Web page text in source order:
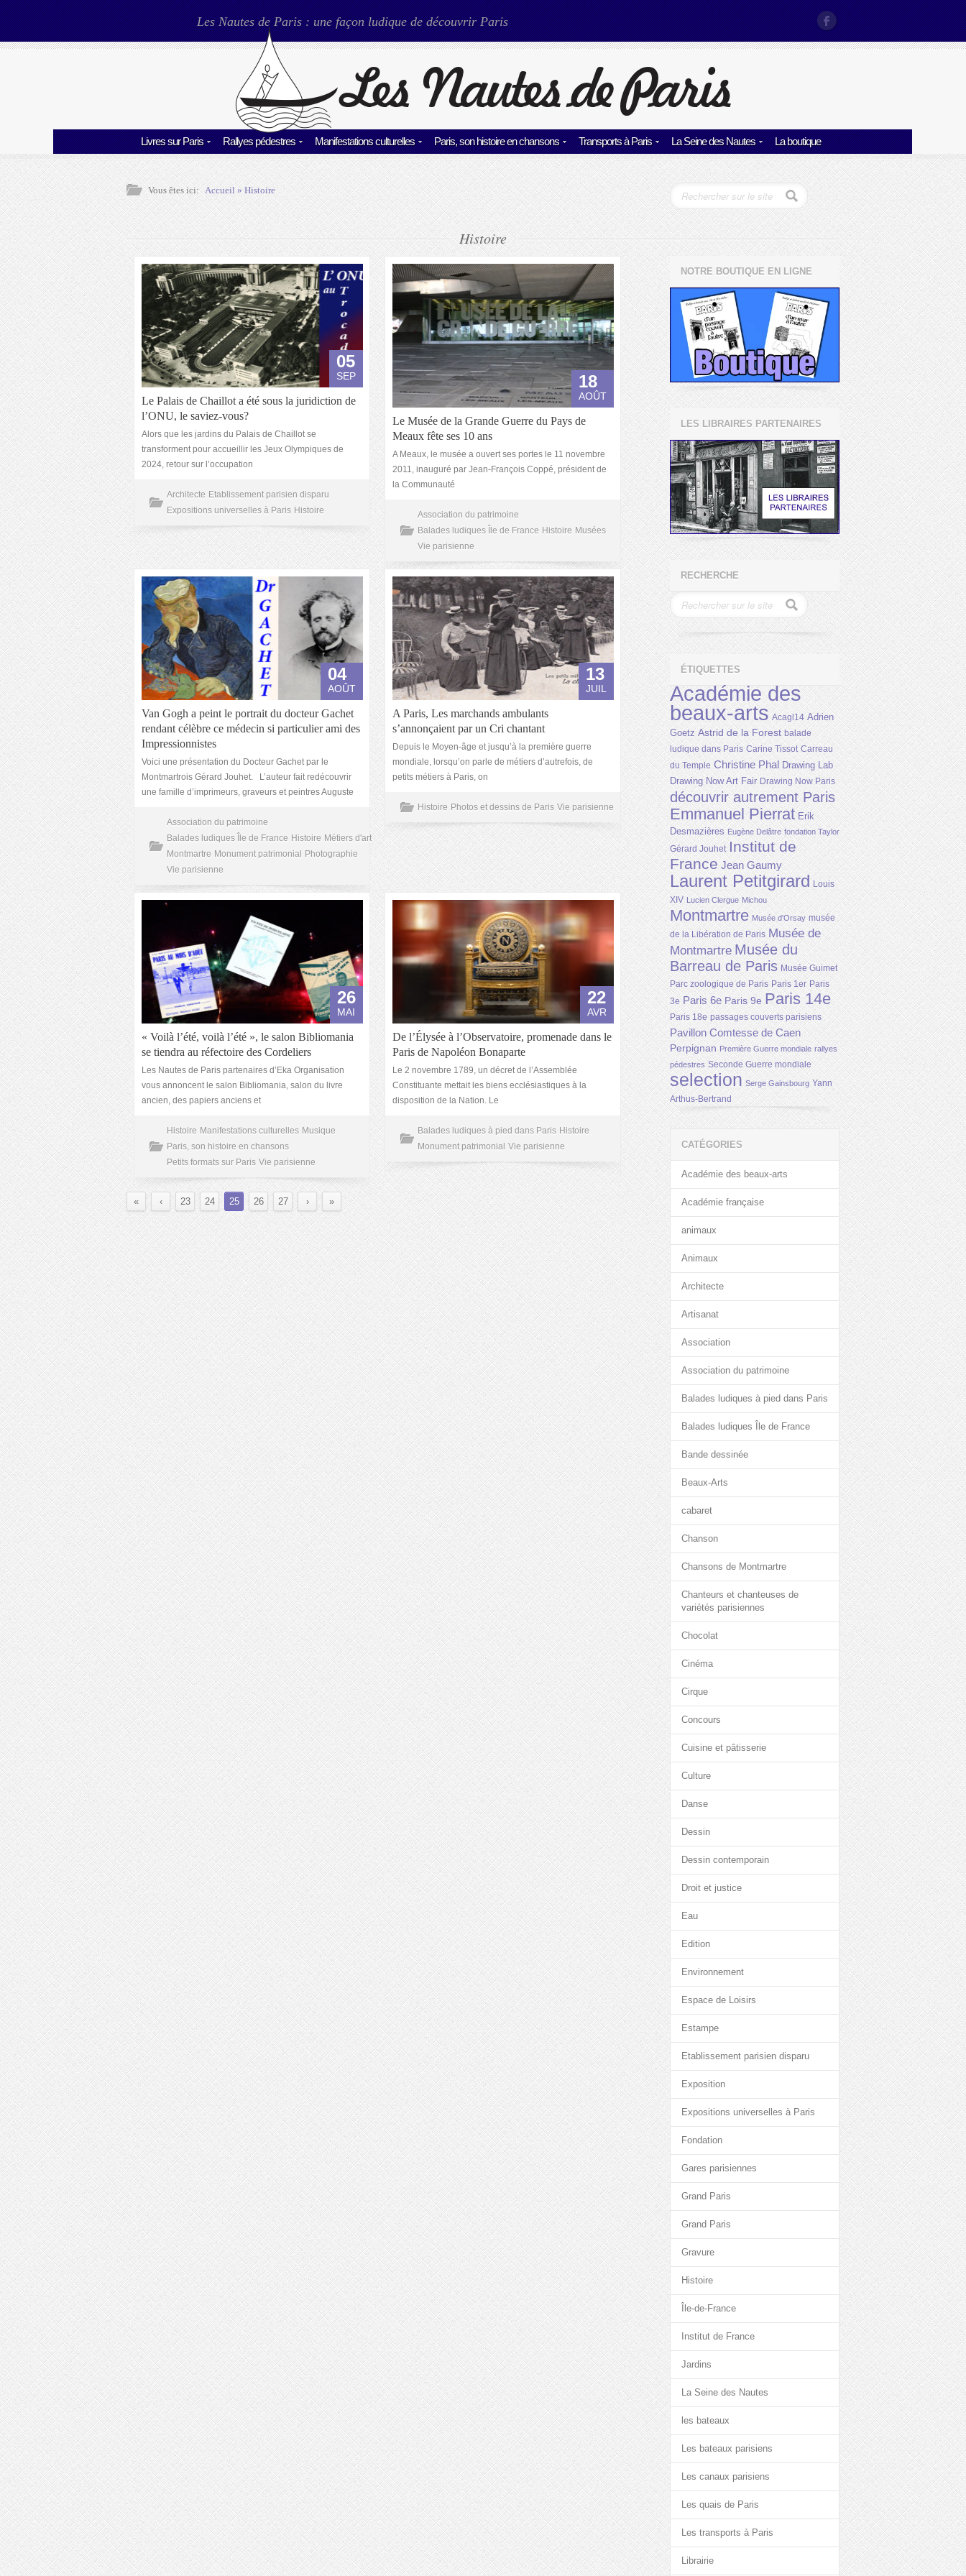
Les Nautes de Paris : une façon ludique de découvrir Paris
Livres sur Paris Rallyes pédestres Manifestations culturelles Paris, son histoire en chansons Transports à Paris La Seine des Nautes La boutique
Vous êtes ici: Accueil»Histoire
Histoire
05
SEP
Le Palais de Chaillot a été sous la juridiction de
l’ONU, le saviez-vous?
Alors que les jardins du Palais de Chaillot se
transforment pour accueillir les Jeux Olympiques de
2024, retour sur l’occupation
Architecte Etablissement parisien disparu
Expositions universelles à Paris Histoire
18
AOÛT
Le Musée de la Grande Guerre du Pays de
Meaux fête ses 10 ans
A Meaux, le musée a ouvert ses portes le 11 novembre
2011, inauguré par Jean-François Coppé, président de
la Communauté
Association du patrimoine
Balades ludiques Île de France Histoire Musées
Vie parisienne
04
AOÛT
Van Gogh a peint le portrait du docteur Gachet
rendant célèbre ce médecin si particulier ami des
Impressionnistes
Voici une présentation du Docteur Gachet par le
Montmartrois Gérard Jouhet. L’auteur fait redécouvrir
une famille d’imprimeurs, graveurs et peintres Auguste
Association du patrimoine
Balades ludiques Île de France Histoire Métiers d'art
Montmartre Monument patrimonial
Photographie
Vie parisienne
13
JUIL
A Paris, Les marchands ambulants
s’annonçaient par un Cri chantant
Depuis le Moyen-âge et jusqu’à la première guerre
mondiale, lorsqu’on parle de métiers d’autrefois, de
petits métiers à Paris, on
Histoire Photos et dessins de Paris Vie parisienne
26
MAI
« Voilà l’été, voilà l’été », le salon Bibliomania
se tiendra au réfectoire des Cordeliers
Les Nautes de Paris partenaires d’Eka Organisation
vous annoncent le salon Bibliomania, salon du livre
ancien, des papiers anciens et
Histoire Manifestations culturelles Musique
Paris, son histoire en chansons
Petits formats sur Paris Vie parisienne
22
AVR
De l’Élysée à l’Observatoire, promenade dans le
Paris de Napoléon Bonaparte
Le 2 novembre 1789, un décret de l’Assemblée
Constituante mettait les biens ecclésiastiques à la
disposition de la Nation. Le
Balades ludiques à pied dans Paris Histoire
Monument patrimonial Vie parisienne
« ‹ 23 24 25 26 27 › »
NOTRE BOUTIQUE EN LIGNE
LES LIBRAIRES PARTENAIRES
RECHERCHE
ÉTIQUETTES
Académie des
beaux-arts Acagl14 Adrien
Goetz Astrid de la Forest balade
ludique dans Paris Carine Tissot Carreau
du Temple Christine Phal Drawing Lab
Drawing Now Art Fair Drawing Now Paris
découvrir autrement Paris
Emmanuel Pierrat Erik
Desmazières Eugène Delâtre fondation Taylor
Gérard Jouhet Institut de
France Jean Gaumy
Laurent Petitgirard Louis
XIV Lucien Clergue Michou
Montmartre Musée d'Orsay musée
de la Libération de Paris Musée de
Montmartre Musée du
Barreau de Paris Musée Guimet
Parc zoologique de Paris Paris 1er Paris
3e Paris 6e Paris 9e Paris 14e
Paris 18e passages couverts parisiens
Pavillon Comtesse de Caen
Perpignan Première Guerre mondiale rallyes
pédestres Seconde Guerre mondiale
selection Serge Gainsbourg Yann
Arthus-Bertrand
CATÉGORIES
Académie des beaux-arts
Académie française
animaux
Animaux
Architecte
Artisanat
Association
Association du patrimoine
Balades ludiques à pied dans Paris
Balades ludiques Île de France
Bande dessinée
Beaux-Arts
cabaret
Chanson
Chansons de Montmartre
Chanteurs et chanteuses de
variétés parisiennes
Chocolat
Cinéma
Cirque
Concours
Cuisine et pâtisserie
Culture
Danse
Dessin
Dessin contemporain
Droit et justice
Eau
Edition
Environnement
Espace de Loisirs
Estampe
Etablissement parisien disparu
Exposition
Expositions universelles à Paris
Fondation
Gares parisiennes
Grand Paris
Grand Paris
Gravure
Histoire
Île-de-France
Institut de France
Jardins
La Seine des Nautes
les bateaux
Les bateaux parisiens
Les canaux parisiens
Les quais de Paris
Les transports à Paris
Librairie